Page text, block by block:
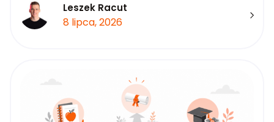
Leszek Racut
8 lipca, 2026